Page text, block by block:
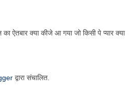
का ऐतबार क्या कीजे आ गया जो किसी पे प्यार क्या
द्वारा संचालित.